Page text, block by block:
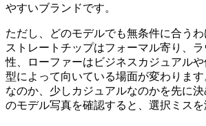
やすいブランドです。
ただし、どのモデルでも無条件に合うわ
ストレートチップはフォーマル寄り、
性、ローファーはビジネスカジュアル
型によって向いている場面が変わりま
なのか、少しカジュアルなのかを先に
のモデル写真を確認すると、選択ミスを